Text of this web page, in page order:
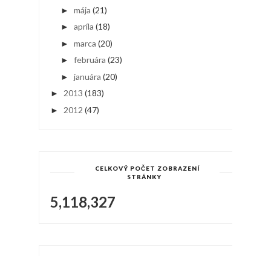
► mája (21)
► apríla (18)
► marca (20)
► februára (23)
► januára (20)
► 2013 (183)
► 2012 (47)
CELKOVÝ POČET ZOBRAZENÍ
STRÁNKY
5,118,327